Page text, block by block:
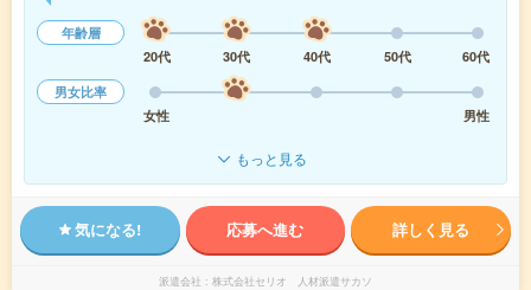
年齢層
20代
30代 40代 50代
60代
男女比率
女性
男性
もっと見る
気になる! 応募へ進む 詳しく見る
派遣会社 株式会社セリオ 人材派遣サカソ